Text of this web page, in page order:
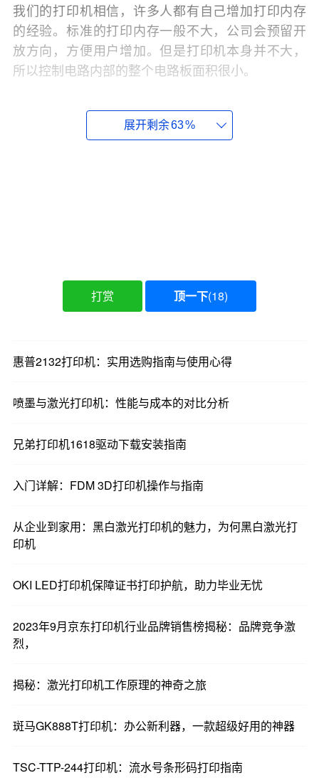
我们的打印机相信，许多人都有自己增加打印内存
的经验。标准的打印内存一般不大，公司会预留开
放方向，方便用户增加。但是打印机本身并不大，
所以控制电路内部的整个电路板面积很小。
复印机上常用的RISC处理器
然而，复印机不是这样的。由于很多复印机在规划
作，并在控制面板。完成相对凌乱的功能，比如将
身份证复制到一张纸的两边。
已经处理完所有的流程，-1-/8-5/-/1/-92-/0-
是复印机不是这样的。这些复印机都有一个可选的
订印刷内容。高级装订单元可以执行多种功能，不
仅可以完成多个装订位置，还可以完成纸张的分段
折叠，并将厚页插入文档中。
该方案考虑了复印机的低缺陷和装订，但它的尺寸
的治愈率比复印机高。为什么?例如,如果卡纸打印每
5000页,然后对于一般的多功能机器,这个频率是一个
的纸是采取尽可能折叠纸路径的褶皱。然而，这也
往是非常大的，占据了很多地方，这是特别真实
展开剩余63%
打赏 顶一下(18)
惠普2132打印机：实用选购指南与使用心得
喷墨与激光打印机：性能与成本的对比分析
兄弟打印机1618驱动下载安装指南
入门详解：FDM 3D打印机操作与指南
从企业到家用：黑白激光打印机的魅力，为何黑白激光打
印机
OKI LED打印机保障证书打印护航，助力毕业无忧
2023年9月京东打印机行业品牌销售榜揭秘：品牌竞争激
烈，
揭秘：激光打印机工作原理的神奇之旅
斑马GK888T打印机：办公新利器，一款超级好用的神器
TSC-TTP-244打印机：流水号条形码打印指南